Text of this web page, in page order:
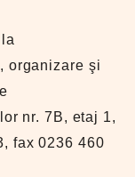
organizare şi
nr. 7B, etaj 1,
fax 0236 460